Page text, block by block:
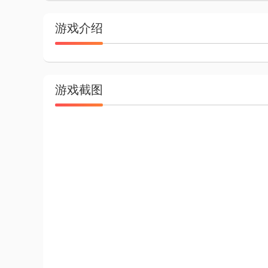
游戏介绍
游戏截图